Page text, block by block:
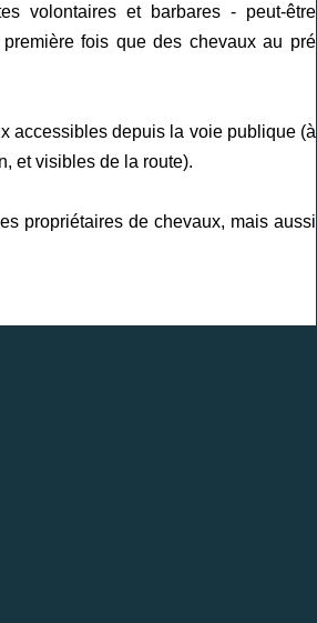
volontaires et barbares - peut-être
fois que des chevaux au pré
accessibles depuis la voie publique (à
et visibles de la route).
propriétaires de chevaux, mais aussi